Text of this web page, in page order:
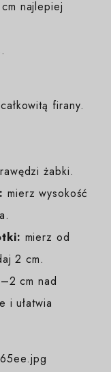
najlepiej
firany.
żabki.
mierz wysokość
mierz od
2 cm.
cm nad
i ułatwia